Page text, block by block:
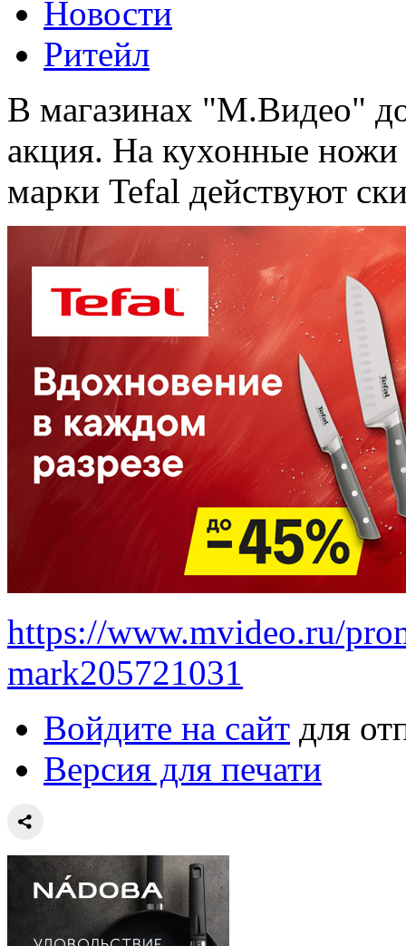
Новости
Ритейл
В магазинах "М.Видео"
акция. На кухонные ножи
марки Tefal действуют
https://www.mvideo.ru/
mark205721031
Войдите на сайт для
Версия для печати